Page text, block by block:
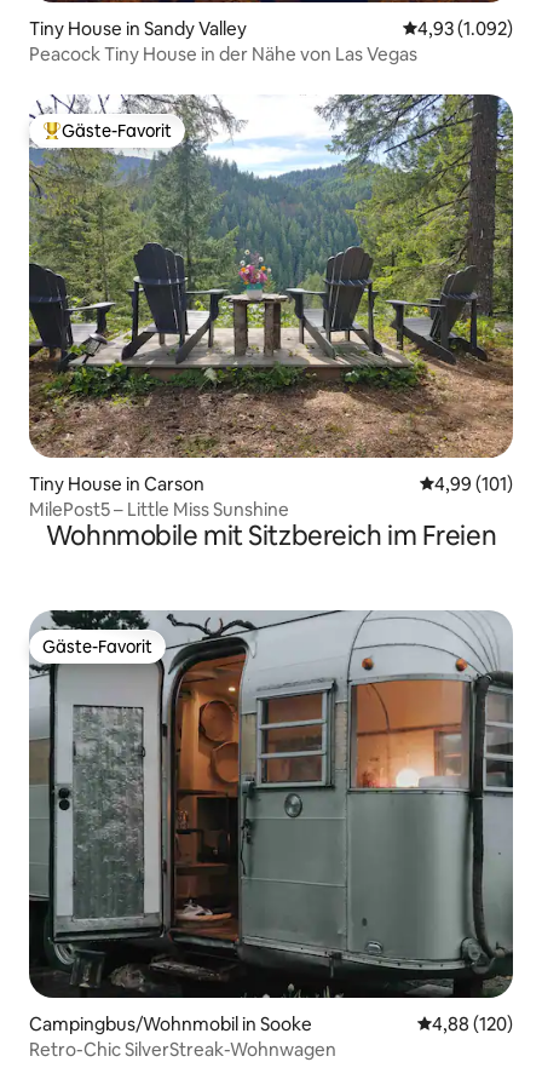
Tiny House in Sandy Valley
4,93 (1.092)
Peacock Tiny House in der Nähe von Las Vegas
Beliebter Gäste-Favorit.
Gäste-Favorit
Tiny House in Carson
4,99 (101)
MilePost5 – Little Miss Sunshine
Wohnmobile mit Sitzbereich im Freien
Gäste-Favorit
Gäste-Favorit
Campingbus/Wohnmobil in Sooke
4,88 (120)
Retro-Chic SilverStreak-Wohnwagen